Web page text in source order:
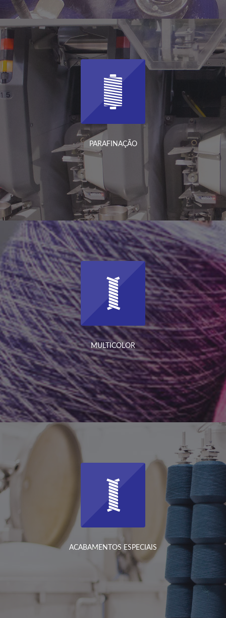
PARAFINAÇÃO
MULTICOLOR
ACABAMENTOS ESPECIAIS